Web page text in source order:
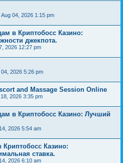
Aug 04, 2026 1:15 pm
в Криптобосс Казино:
джекпота.
2026 12:27 pm
04, 2026 5:26 pm
and Massage Session Online
2026 3:35 pm
в Криптобосс Казино: Лучший
2026 5:54 am
Казино:
ставка.
2026 6:10 am